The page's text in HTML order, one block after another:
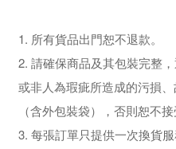
1. 所有貨品出門恕不退款。
2. 請確保商品及其包裝完整
或非人為瑕疵所造成的污損
（含外包裝袋），否則恕不接
3. 每張訂單只提供一次換貨